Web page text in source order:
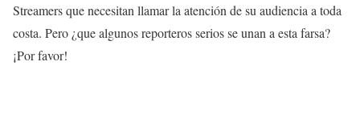
Streamers que necesitan llamar la atención de su audiencia a toda
costa. Pero ¿que algunos reporteros serios se unan a esta farsa?
¡Por favor!